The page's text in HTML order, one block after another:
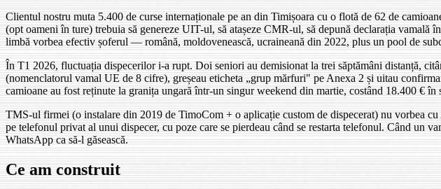
Clientul nostru muta 5.400 de curse internaționale pe an din Timișoara cu o flotă de 62 de
(opt oameni în ture) trebuia să genereze UIT-ul, să atașeze CMR-ul, să depună declarația
limbă vorbea efectiv șoferul — română, moldovenească, ucraineană din 2022, plus un pool de
În T1 2026, fluctuația dispecerilor i-a rupt. Doi seniori au demisionat la trei săptămâni distanță,
(nomenclatorul vamal UE de 8 cifre), greșeau eticheta „grup mărfuri" pe Anexa 2 și uitau
camioane au fost reținute la granița ungară într-un singur weekend din martie, costând 18.400 €
TMS-ul firmei (o instalare din 2019 de TimoCom + o aplicație custom de dispecerat) nu vorbea
pe telefonul privat al unui dispecer, cu poze care se pierdeau când se restarta telefonul. Când un
WhatsApp ca să-l găsească.
Ce am construit